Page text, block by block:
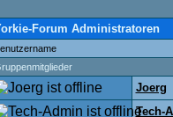
Forum Administratoren
Joerg
Tech-